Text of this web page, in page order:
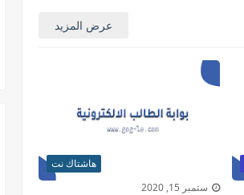
عرض المزيد
هاشتاك نت
ستمبر 15, 2020